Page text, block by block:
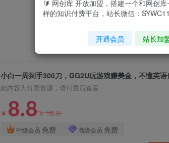
小白一周到手300刀，GG2U玩游戏赚美金，不懂英语
此内容为付费资源，请付费后查看
￥ 8.8￥18.8
中级会员 免费 高级会员 免费
🔰 网创库 开放加盟，搭建一个和网创库
样的知识付费平台，站长微信：SYWC11
开通会员 站长加